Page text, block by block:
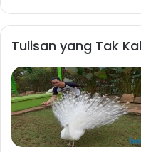
Tulisan yang Tak